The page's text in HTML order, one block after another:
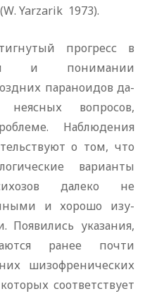
W. Yarzarik 1973).
прогресс в
и понимании
параноидов да­
вопросов,
Наблюдения
о том, что
варианты
далеко не
и хорошо изу­
Появились указания,
ранее почти
шизофрени­ческих
соответствует